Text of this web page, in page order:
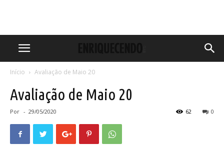
Início Avaliação de Maio 20
Avaliação de Maio 20
Por - 29/05/2020 0
62